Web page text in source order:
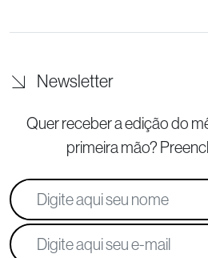
Newsletter
Quer receber a edição do
primeira mão?